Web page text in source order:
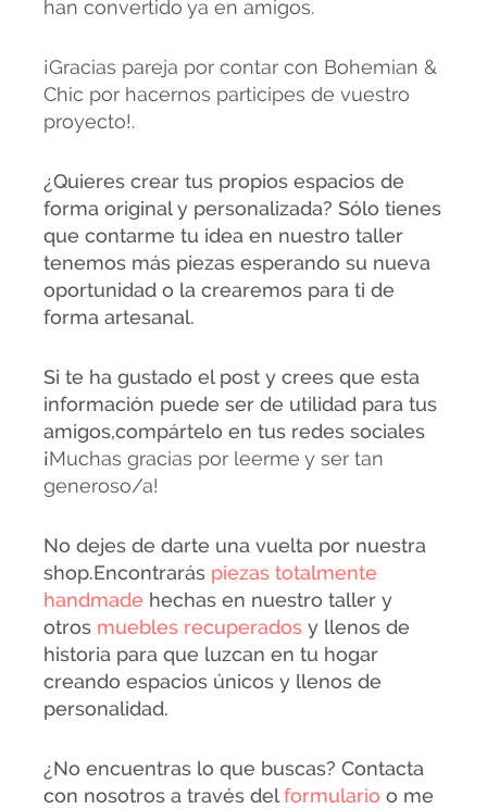
han convertido ya en amigos.
¡Gracias pareja por contar con Bohemian &
Chic por hacernos participes de vuestro
proyecto!.
¿Quieres crear tus propios espacios de
forma original y personalizada? Sólo tienes
que contarme tu idea en nuestro taller
tenemos más piezas esperando su nueva
oportunidad o la crearemos para ti de
forma artesanal.
Si te ha gustado el post y crees que esta
información puede ser de utilidad para tus
amigos,compártelo en tus redes sociales
¡Muchas gracias por leerme y ser tan
generoso/a!
No dejes de darte una vuelta por nuestra
shop.Encontrarás piezas totalmente
handmade hechas en nuestro taller y
otros muebles recuperados y llenos de
historia para que luzcan en tu hogar
creando espacios únicos y llenos de
personalidad.
¿No encuentras lo que buscas? Contacta
con nosotros a través delformulario o me